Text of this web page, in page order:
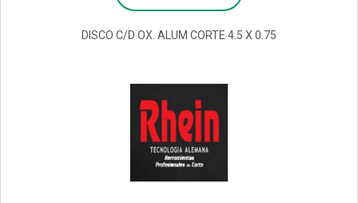
DISCO C/D OX. ALUM CORTE 4.5 X 0.75